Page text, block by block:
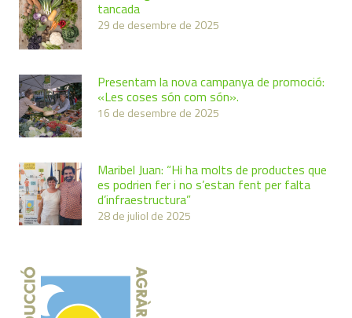
tancada
29 de desembre de 2025
Presentam la nova campanya de promoció:
«Les coses són com són».
16 de desembre de 2025
Maribel Juan: “Hi ha molts de productes que
es podrien fer i no s’estan fent per falta
d’infraestructura”
28 de juliol de 2025